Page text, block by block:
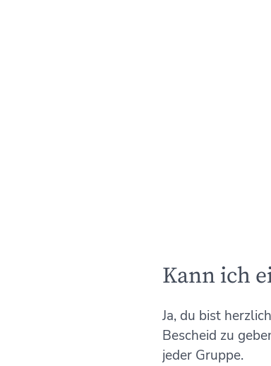
Kann ich
Ja, du bist
Bescheid zu
jeder Gruppe.